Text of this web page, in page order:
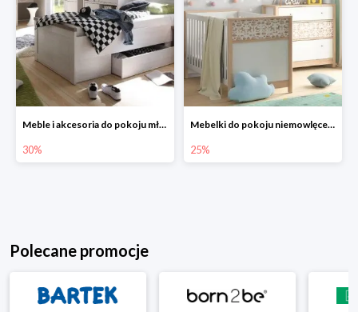
Meble i akcesoria do pokoju młodzieżowego w Black Red White do -30%
30%
Mebelki do pokoju niemowlęcego do -25% w Black Red White
25%
Polecane promocje